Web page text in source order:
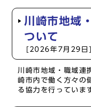
川崎市地域
ついて
[2026年7月29日]
川崎市地域・職域連
崎市内で働く方々の
る協力を行っていま